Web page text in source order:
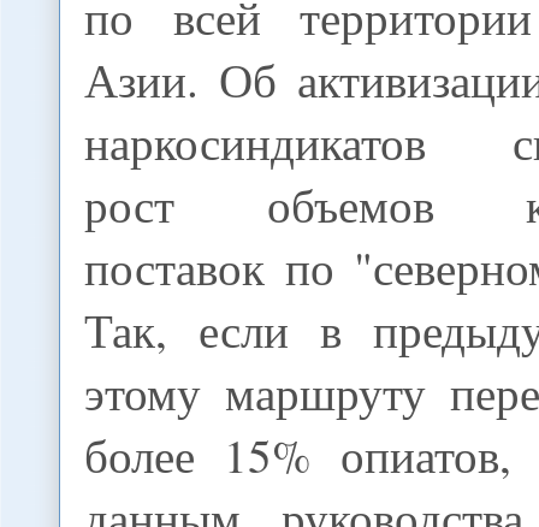
по всей
Азии. Об
наркосиндикатов
рост объемов
поставок по
Так, если в
этому маршруту
более 15%